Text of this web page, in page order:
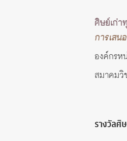
ศิษย์เก่
การเสน
องค์กรห
สมาคมวิ
รางวัลศิ